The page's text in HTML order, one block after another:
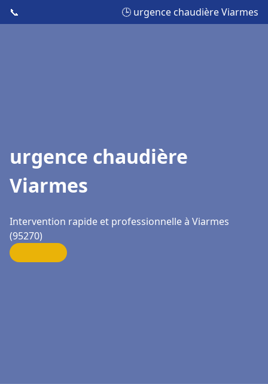
📞 🕒 urgence chaudière Viarmes
urgence chaudière
Viarmes
Intervention rapide et professionnelle à Viarmes
(95270)